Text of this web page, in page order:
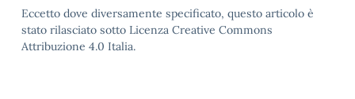
Eccetto dove diversamente specificato, questo articolo è
stato rilasciato sotto Licenza Creative Commons
Attribuzione 4.0 Italia.